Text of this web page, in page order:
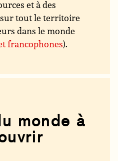
et à des
tout le territoire
dans le monde
francophones).
monde à